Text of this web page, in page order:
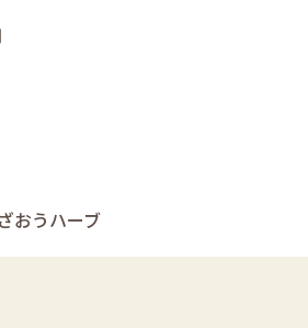
おうハーブ